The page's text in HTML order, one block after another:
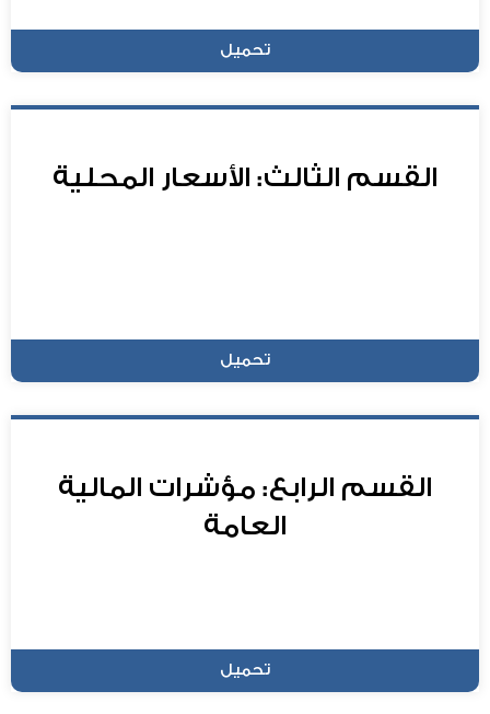
تحميل
القسم الثالث: الأسعار المحلية
تحميل
القسم الرابع: مؤشرات المالية
العامة
تحميل